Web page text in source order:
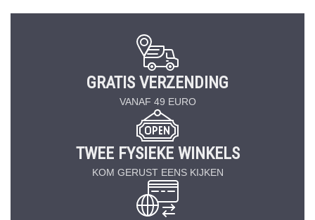
GRATIS VERZENDING
VANAF 49 EURO
TWEE FYSIEKE WINKELS
KOM GERUST EENS KIJKEN